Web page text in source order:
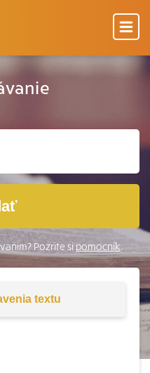
Pozrite sipomocník.
textu